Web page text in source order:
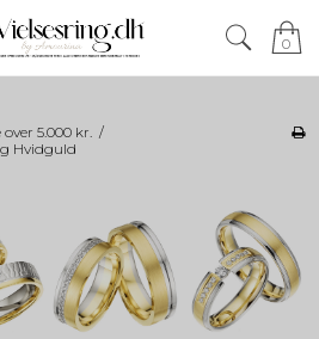
0
5.000 kr. /
Hvidguld